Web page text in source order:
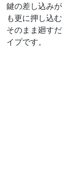
鍵の差し込み
も更に押し込
そのまま廻す
イプです。